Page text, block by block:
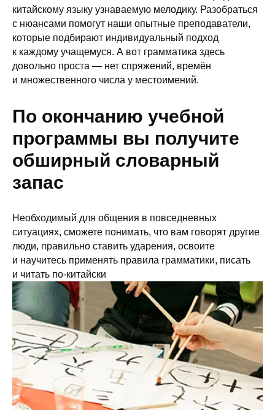
китайскому языку узнаваемую мелодику. Разобраться
с нюансами помогут наши опытные преподаватели,
которые подбирают индивидуальный подход
к каждому учащемуся. А вот грамматика здесь
довольно проста — нет спряжений, времён
и множественного числа у местоимений.
По окончанию учебной
программы вы получите
обширный словарный
запас
Необходимый для общения в повседневных
ситуациях, сможете понимать, что вам говорят другие
люди, правильно ставить ударения, освоите
и научитесь применять правила грамматики, писать
и читать по-китайски